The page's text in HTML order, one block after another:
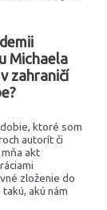
Michaela
zahraničí
ktoré som
autorít či
akt
zloženie do
akú nám